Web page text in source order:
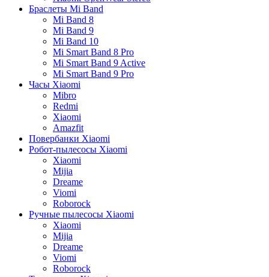
Браслеты Mi Band
Mi Band 8
Mi Band 9
Mi Band 10
Mi Smart Band 8 Pro
Mi Smart Band 9 Active
Mi Smart Band 9 Pro
Часы Xiaomi
Mibro
Redmi
Xiaomi
Amazfit
Повербанки Xiaomi
Робот-пылесосы Xiaomi
Xiaomi
Mijia
Dreame
Viomi
Roborock
Ручные пылесосы Xiaomi
Xiaomi
Mijia
Dreame
Viomi
Roborock